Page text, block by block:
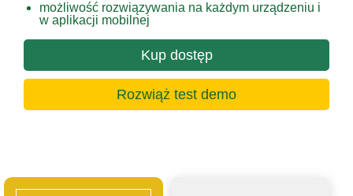
możliwość rozwiązywania na każdym urządzeniu i
w aplikacji mobilnej
Kup dostęp
Rozwiąż test demo